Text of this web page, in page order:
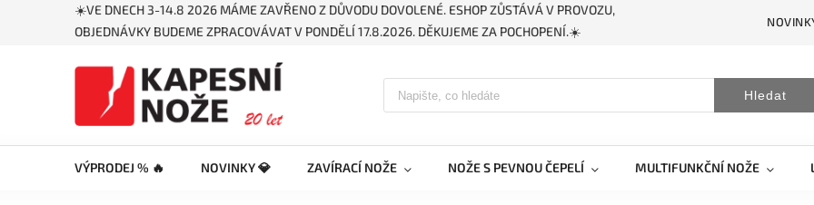
☀️VE DNECH 3-14.8 2026 MÁME ZAVŘENO Z DŮVODU DOVOLENÉ. ESHOP ZŮSTÁVÁ V PROVOZU,
OBJEDNÁVKY BUDEME ZPRACOVÁVAT V PONDĚLÍ 17.8.2026. DĚKUJEME ZA POCHOPENÍ.☀️
Hledat
VÝPRODEJ % 🔥 NOVINKY 💎 ZAVÍRACÍ NOŽE NOŽE S PEVNOU ČEPELÍ MULTIFUNKČNÍ NOŽE